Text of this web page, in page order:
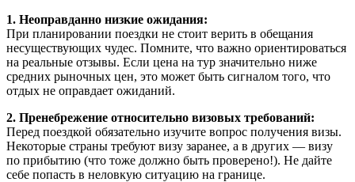
1. Неоправданно низкие ожидания:
При планировании поездки не стоит верить в обещания
несуществующих чудес. Помните, что важно ориентироваться
на реальные отзывы. Если цена на тур значительно ниже
средних рыночных цен, это может быть сигналом того, что
отдых не оправдает ожиданий.
2. Пренебрежение относительно визовых требований:
Перед поездкой обязательно изучите вопрос получения визы.
Некоторые страны требуют визу заранее, а в других — визу
по прибытию (что тоже должно быть проверено!). Не дайте
себе попасть в неловкую ситуацию на границе.